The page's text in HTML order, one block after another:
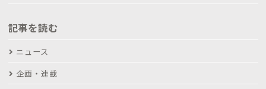
記事を読む
ニュース
企画・連載